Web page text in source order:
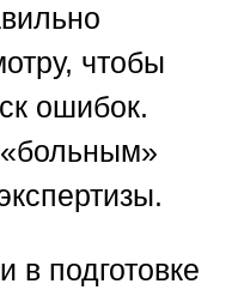
чтобы
ошибок.
в подготовке